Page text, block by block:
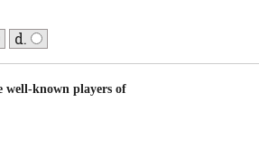
d.
well-known players of